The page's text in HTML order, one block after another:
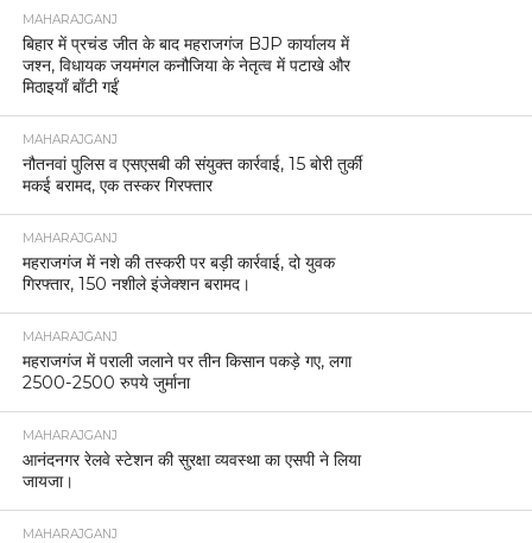
MAHARAJGANJ
बिहार में प्रचंड जीत के बाद महराजगंज BJP कार्यालय में
जश्न, विधायक जयमंगल कनौजिया के नेतृत्व में पटाखे और
मिठाइयाँ बाँटी गईं
MAHARAJGANJ
नौतनवां पुलिस व एसएसबी की संयुक्त कार्रवाई, 15 बोरी तुर्की
मकई बरामद, एक तस्कर गिरफ्तार
MAHARAJGANJ
महराजगंज में नशे की तस्करी पर बड़ी कार्रवाई, दो युवक
गिरफ्तार, 150 नशीले इंजेक्शन बरामद।
MAHARAJGANJ
महराजगंज में पराली जलाने पर तीन किसान पकड़े गए, लगा
2500-2500 रुपये जुर्माना
MAHARAJGANJ
आनंदनगर रेलवे स्टेशन की सुरक्षा व्यवस्था का एसपी ने लिया
जायजा।
MAHARAJGANJ